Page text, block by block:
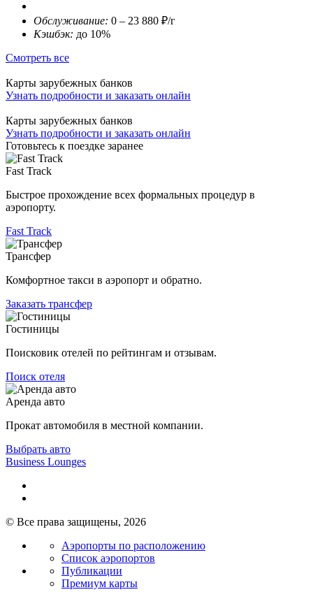
Обслуживание: 0 – 23 880 ₽/г
Кэшбэк: до 10%
Смотреть все
Карты зарубежных банков
Узнать подробности и заказать онлайн
Карты зарубежных банков
Узнать подробности и заказать онлайн
Готовьтесь к поездке заранее
Fast Track
Быстрое прохождение всех формальных процедур в
аэропорту.
Fast Track
Трансфер
Комфортное такси в аэропорт и обратно.
Заказать трансфер
Гостиницы
Поисковик отелей по рейтингам и отзывам.
Поиск отеля
Аренда авто
Прокат автомобиля в местной компании.
Выбрать авто
Business Lounges
© Все права защищены, 2026
Аэропорты по расположению
Список аэропортов
Публикации
Премиум карты